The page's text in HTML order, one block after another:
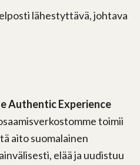
lähestyttävä, johtava
Authentic Experience
toimii
aito suomalainen
elää ja uudistuu